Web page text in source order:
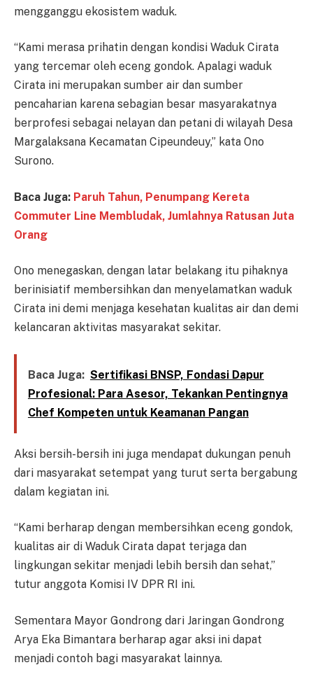
mengganggu ekosistem waduk.
“Kami merasa prihatin dengan kondisi Waduk Cirata
yang tercemar oleh eceng gondok. Apalagi waduk
Cirata ini merupakan sumber air dan sumber
pencaharian karena sebagian besar masyarakatnya
berprofesi sebagai nelayan dan petani di wilayah Desa
Margalaksana Kecamatan Cipeundeuy,” kata Ono
Surono.
Baca Juga: Paruh Tahun, Penumpang Kereta
Commuter Line Membludak, Jumlahnya Ratusan Juta
Orang
Ono menegaskan, dengan latar belakang itu pihaknya
berinisiatif membersihkan dan menyelamatkan waduk
Cirata ini demi menjaga kesehatan kualitas air dan demi
kelancaran aktivitas masyarakat sekitar.
Baca Juga: Sertifikasi BNSP, Fondasi Dapur
Profesional: Para Asesor, Tekankan Pentingnya
Chef Kompeten untuk Keamanan Pangan
Aksi bersih-bersih ini juga mendapat dukungan penuh
dari masyarakat setempat yang turut serta bergabung
dalam kegiatan ini.
“Kami berharap dengan membersihkan eceng gondok,
kualitas air di Waduk Cirata dapat terjaga dan
lingkungan sekitar menjadi lebih bersih dan sehat,”
tutur anggota Komisi IV DPR RI ini.
Sementara Mayor Gondrong dari Jaringan Gondrong
Arya Eka Bimantara berharap agar aksi ini dapat
menjadi contoh bagi masyarakat lainnya.